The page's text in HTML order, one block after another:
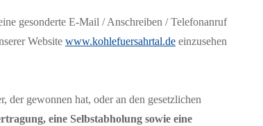
gesonderte E-Mail / Anschreiben / Telefonanruf
Website www.kohlefuersahrtal.de einzusehen
der gewonnen hat, oder an den gesetzlichen
eine Selbstabholung sowie eine